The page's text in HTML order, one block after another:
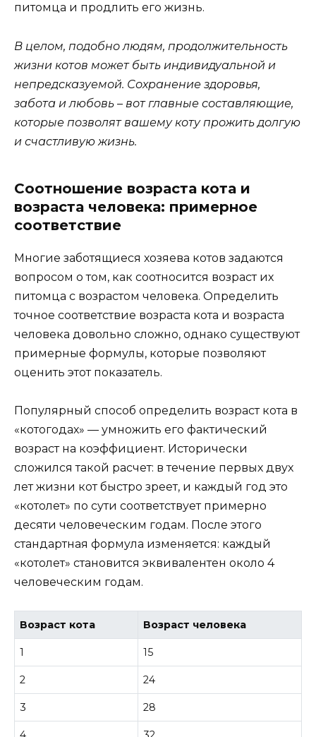
питомца и продлить его жизнь.
В целом, подобно людям, продолжительность
жизни котов может быть индивидуальной и
непредсказуемой. Сохранение здоровья,
забота и любовь – вот главные составляющие,
которые позволят вашему коту прожить долгую
и счастливую жизнь.
Соотношение возраста кота и
возраста человека: примерное
соответствие
Многие заботящиеся хозяева котов задаются
вопросом о том, как соотносится возраст их
питомца с возрастом человека. Определить
точное соответствие возраста кота и возраста
человека довольно сложно, однако существуют
примерные формулы, которые позволяют
оценить этот показатель.
Популярный способ определить возраст кота в
«котогодах» — умножить его фактический
возраст на коэффициент. Исторически
сложился такой расчет: в течение первых двух
лет жизни кот быстро зреет, и каждый год это
«котолет» по сути соответствует примерно
десяти человеческим годам. После этого
стандартная формула изменяется: каждый
«котолет» становится эквивалентен около 4
человеческим годам.
Возраст кота Возраст человека
1 15
2 24
3 28